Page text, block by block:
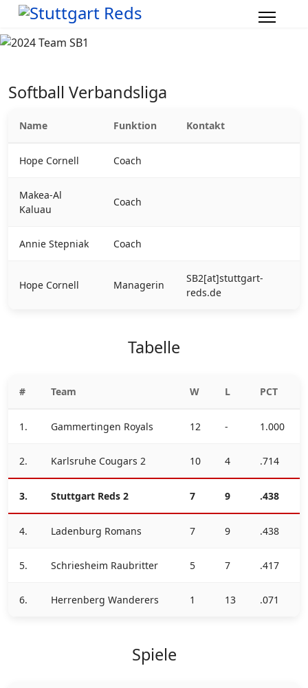
Softball Verbandsliga
Name Funktion Kontakt
Hope Cornell Coach
Makea-Al
Kaluau
Coach
Annie Stepniak Coach
Hope Cornell Managerin
SB2[at]stuttgart-
reds.de
Tabelle
# Team W L PCT
1. Gammertingen Royals 12 - 1.000
2. Karlsruhe Cougars 2 10 4 .714
3. Stuttgart Reds 2 7 9 .438
4. Ladenburg Romans 7 9 .438
5. Schriesheim Raubritter 5 7 .417
6. Herrenberg Wanderers 1 13 .071
Spiele